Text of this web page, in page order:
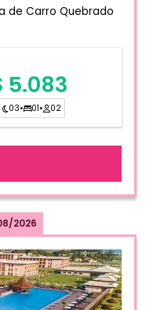
de Carro Quebrado
5.083
03• 01• 02
2026